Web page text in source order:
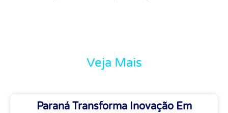
Veja Mais
Paraná Transforma Inovação Em